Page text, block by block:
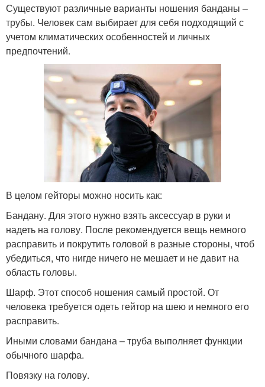
Существуют различные варианты ношения банданы –
трубы. Человек сам выбирает для себя подходящий с
учетом климатических особенностей и личных
предпочтений.
В целом гейторы можно носить как:
Бандану. Для этого нужно взять аксессуар в руки и
надеть на голову. После рекомендуется вещь немного
расправить и покрутить головой в разные стороны, чтоб
убедиться, что нигде ничего не мешает и не давит на
область головы.
Шарф. Этот способ ношения самый простой. От
человека требуется одеть гейтор на шею и немного его
расправить.
Иными словами бандана – труба выполняет функции
обычного шарфа.
Повязку на голову.